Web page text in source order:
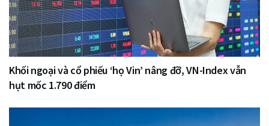
Khối ngoại và cổ phiếu ‘họ Vin’ nâng đỡ, VN-Index vẫn
hụt mốc 1.790 điểm